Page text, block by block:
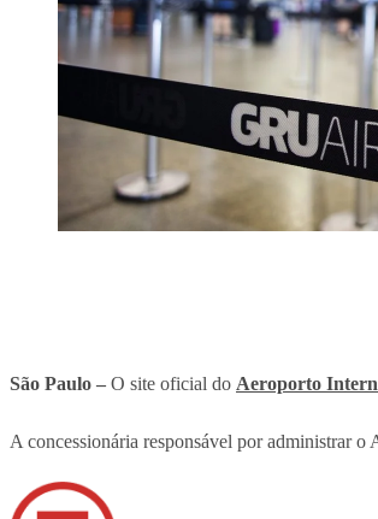
São Paulo – O site oficial do Aeroporto
A concessionária responsável por administrar